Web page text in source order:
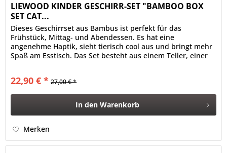
LIEWOOD KINDER GESCHIRR-SET "BAMBOO BOX
SET CAT...
Dieses Geschirrset aus Bambus ist perfekt für das
Frühstück, Mittag- und Abendessen. Es hat eine
angenehme Haptik, sieht tierisch cool aus und bringt mehr
Spaß am Esstisch. Das Set besteht aus einem Teller, einer
22,90 € * 27,00 € *
In den Warenkorb
Merken